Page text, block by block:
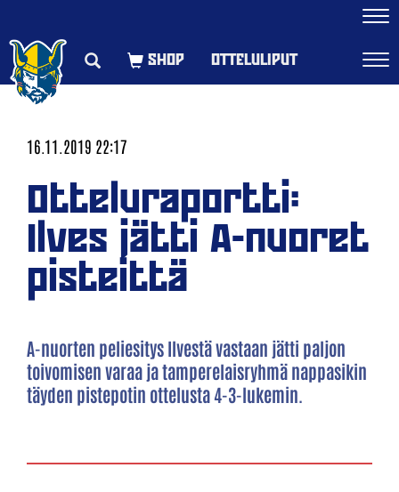
OTTELULIPUT
16.11.2019 22:17
Otteluraportti:
Ilves jätti A-nuoret
pisteittä
A-nuorten peliesitys Ilvestä vastaan jätti paljon
toivomisen varaa ja tamperelaisryhmä nappasikin
täyden pistepotin ottelusta 4-3-lukemin.